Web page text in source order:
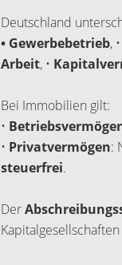
Deutschland
• Gewerbebetrieb, •
Arbeit, •
Bei Immobilien gilt:
•
• Privatvermögen:
steuerfrei.
Der